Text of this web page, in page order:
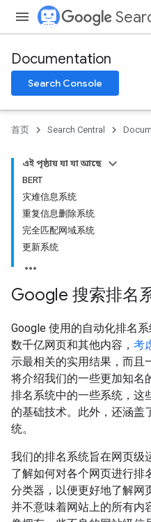
Documentation
Search Console
首页 Search Central
এই পৃষ্ঠায় যা যা আছে
BERT
灾难信息系统
重复信息删除系统
完全匹配网域系统
更新系统
Google 搜索排名
Google 使用的自动化排名
数千亿网页和其他内容， 考
示最相关的实用结果，而且
将介绍我们的一些更加知名
排名系统中的一些系统，这
的基础技术。此外，还涵盖
统。
我们的排名系统旨在网页级
了解如何对各个网页进行排
分类器，以便更好地了解网
并不意味着网站上的所有内